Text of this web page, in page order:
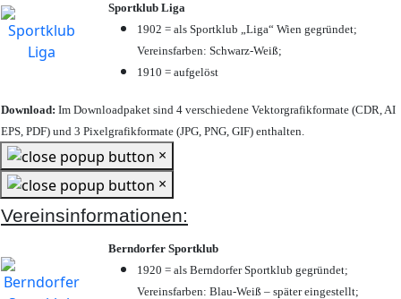
Sportklub Liga
1902 = als Sportklub „Liga“ Wien gegründet;
Vereinsfarben: Schwarz-Weiß;
1910 = aufgelöst
Download: Im Downloadpaket sind 4 verschiedene Vektorgrafikformate (CDR, AI
EPS, PDF) und 3 Pixelgrafikformate (JPG, PNG, GIF) enthalten.
×
×
Vereinsinformationen:
Berndorfer Sportklub
1920 = als Berndorfer Sportklub gegründet;
Vereinsfarben: Blau-Weiß – später eingestellt;